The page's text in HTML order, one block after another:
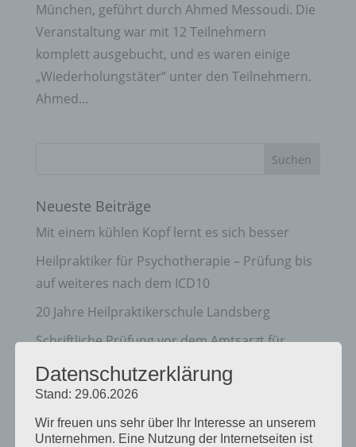
München, geführt durch Ahmed Messoudi. Die
Veranstaltung war mit 12 Teilnehmern
komplett ausgebucht, und es waren einige
„Wiederholungstäter“ unter den Teilnehmern.
Ahmed...
Neueste Beiträge
Mit einem kühlen Kopf lernt es sich besser
Heilpraktiker für Psychotherapie – Prüfung bis
auf weiteres nach dem ICD10
20 Jahre Heilpraktikerschule Landsberg
Schriftliche Prüfung vor dem Amtsarzt für
Heilpraktiker und Heilpraktiker für
Psychotherapie
Neu: Dunkelfeld Diagnostik – Einführung und
Ausbildungen in Präsenz
Datenschutzerklärung
Stand: 29.06.2026
Wir freuen uns sehr über Ihr Interesse an unserem
Unternehmen. Eine Nutzung der Internetseiten ist